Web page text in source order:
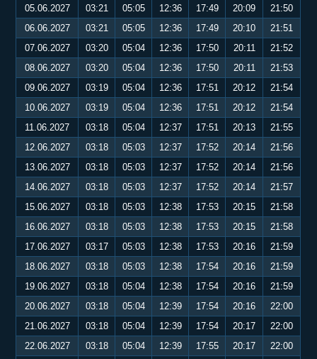
05.06.2027
03:21 05:05 12:36 17:49 20:09
21:50
06.06.2027
03:21 05:05 12:36 17:49 20:10
21:51
07.06.2027
03:20 05:04 12:36 17:50 20:11
21:52
08.06.2027
03:20 05:04 12:36 17:50 20:11
21:53
09.06.2027
03:19 05:04 12:36 17:51 20:12
21:54
10.06.2027
03:19 05:04 12:36 17:51 20:12
21:54
11.06.2027
03:18 05:04 12:37 17:51 20:13
21:55
12.06.2027
03:18 05:03 12:37 17:52 20:14
21:56
13.06.2027
03:18 05:03 12:37 17:52 20:14
21:56
14.06.2027
03:18 05:03 12:37 17:52 20:14
21:57
15.06.2027
03:18 05:03 12:38 17:53 20:15
21:58
16.06.2027
03:18 05:03 12:38 17:53 20:15
21:58
17.06.2027
03:17 05:03 12:38 17:53 20:16
21:59
18.06.2027
03:18 05:03 12:38 17:54 20:16
21:59
19.06.2027
03:18 05:04 12:38 17:54 20:16
21:59
20.06.2027
03:18 05:04 12:39 17:54 20:16
22:00
21.06.2027
03:18 05:04 12:39 17:54 20:17
22:00
22.06.2027
03:18 05:04 12:39 17:55 20:17
22:00